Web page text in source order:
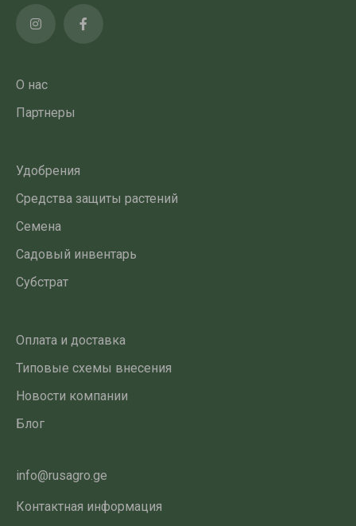
О нас
Партнеры
Удобрения
Средства защиты растений
Семена
Садовый инвентарь
Субстрат
Оплата и доставка
Типовые схемы внесения
Новости компании
Блог
info@rusagro.ge
Контактная информация